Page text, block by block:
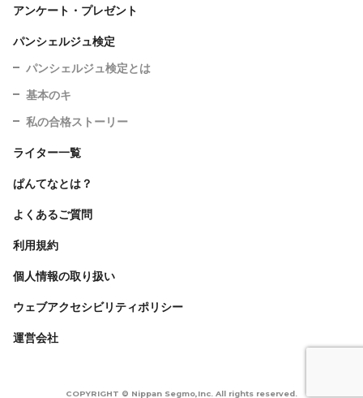
アンケート・プレゼント
パンシェルジュ検定
パンシェルジュ検定とは
基本のキ
私の合格ストーリー
ライター一覧
ぱんてなとは？
よくあるご質問
利用規約
個人情報の取り扱い
ウェブアクセシビリティポリシー
運営会社
COPYRIGHT © Nippan Segmo,Inc. All rights reserved.